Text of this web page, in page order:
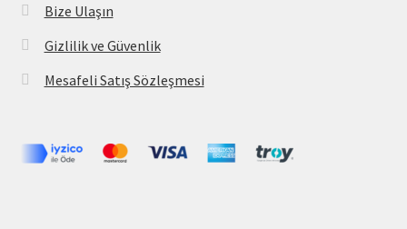
Bize Ulaşın
Gizlilik ve Güvenlik
Mesafeli Satış Sözleşmesi